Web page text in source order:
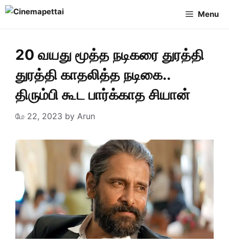
Skip
Menu
20 வயது மூத்த நடிகரை துரத்தி
துரத்தி காதலித்த நடிகை..
திரும்பி கூட பார்க்காத சியான்
மே 22, 2023 by Arun